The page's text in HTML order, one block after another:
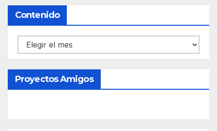
Contenido
Contenido
Proyectos Amigos